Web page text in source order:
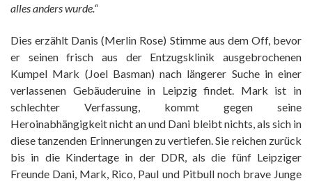
alles anders wurde.“
Dies erzählt Danis (Merlin Rose) Stimme aus dem Off, bevor
er seinen frisch aus der Entzugsklinik ausgebrochenen
Kumpel Mark (Joel Basman) nach längerer Suche in einer
verlassenen Gebäuderuine in Leipzig findet. Mark ist in
schlechter Verfassung, kommt gegen seine
Heroinabhängigkeit nicht an und Dani bleibt nichts, als sich in
diese tanzenden Erinnerungen zu vertiefen. Sie reichen zurück
bis in die Kindertage in der DDR, als die fünf Leipziger
Freunde Dani, Mark, Rico, Paul und Pitbull noch brave Junge